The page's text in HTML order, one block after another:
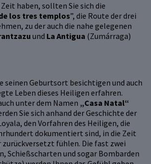
haben, sollten Sie sich die
los tres templos”, die Route der drei
zu der auch die nahe gelegenen
und La Antigua (Zumárraga)
seinen Geburtsort besichtigen und auch
Leben dieses Heiligen erfahren.
unter dem Namen „Casa Natal“
Sie sich anhand der Geschichte der
den Vorfahren des Heiligen, die
dokumentiert sind, in die Zeit
zurückversetzt fühlen. Die fast zwei
Schießscharten und sogar Bombarden